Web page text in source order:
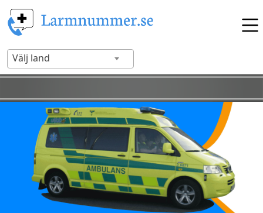
Välj land